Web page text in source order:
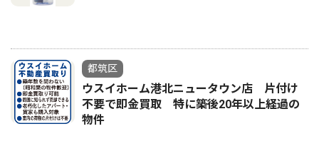
都筑区
ウスイホーム港北ニュータウン店 片付け
不要で即金買取 特に築後20年以上経過の
物件